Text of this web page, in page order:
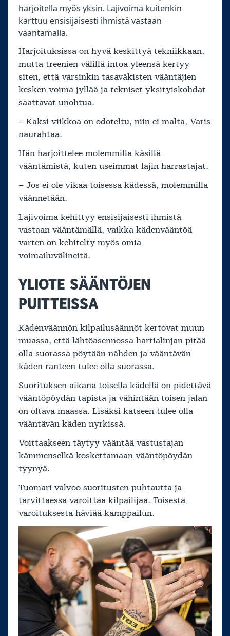
harjoitella myös yksin. Lajivoima kuitenkin
karttuu ensisijaisesti ihmistä vastaan
vääntämällä.
Harjoituksissa on hyvä keskittyä tekniikkaan,
mutta treenien välillä intoa yleensä kertyy
siten, että varsinkin tasaväkisten vääntäjien
kesken voima jyllää ja tekniset yksityiskohdat
saattavat unohtua.
– Kaksi viikkoa on odoteltu, niin ei malta, Varis
naurahtaa.
Hän harjoittelee molemmilla käsillä
vääntämistä, kuten useimmat lajin harrastajat.
– Jos ei ole vikaa toisessa kädessä, molemmilla
väännetään.
Lajivoima kehittyy ensisijaisesti ihmistä
vastaan vääntämällä, vaikka kädenvääntöä
varten on kehitelty myös omia
voimailuvälineitä.
YLIOTE SÄÄNTÖJEN
PUITTEISSA
Kädenväännön kilpailusäännöt kertovat muun
muassa, että lähtöasennossa hartialinjan pitää
olla suorassa pöytään nähden ja vääntävän
käden ranteen tulee olla suorassa.
Suorituksen aikana toisella kädellä on pidettävä
vääntöpöydän tapista ja vähintään toisen jalan
on oltava maassa. Lisäksi katseen tulee olla
vääntävän käden nyrkissä.
Voittaakseen täytyy vääntää vastustajan
kämmenselkä koskettamaan vääntöpöydän
tyynyä.
Tuomari valvoo suoritusten puhtautta ja
tarvittaessa varoittaa kilpailijaa. Toisesta
varoituksesta häviää kamppailun.